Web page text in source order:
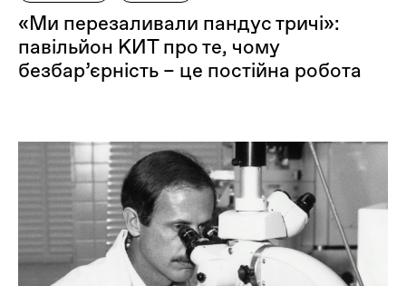
«Ми перезаливали пандус тричі»:
павільйон КИТ про те, чому
безбар’єрність – це постійна робота